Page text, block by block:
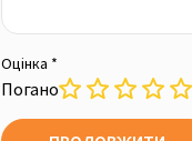
Оцінка *
Погано